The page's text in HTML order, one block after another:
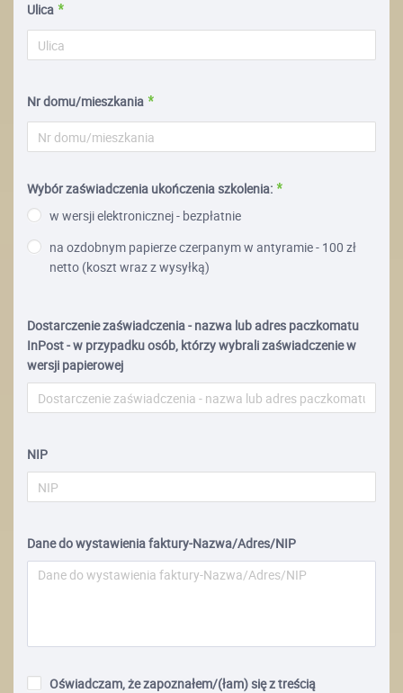
Ulica
Nr domu/mieszkania
Wybór zaświadczenia ukończenia szkolenia:
w wersji elektronicznej - bezpłatnie
na ozdobnym papierze czerpanym w antyramie - 100 zł
netto (koszt wraz z wysyłką)
Dostarczenie zaświadczenia - nazwa lub adres paczkomatu
InPost - w przypadku osób, którzy wybrali zaświadczenie w
wersji papierowej
NIP
Dane do wystawienia faktury-Nazwa/Adres/NIP
Oświadczam, że zapoznałem/(łam) się z treścią